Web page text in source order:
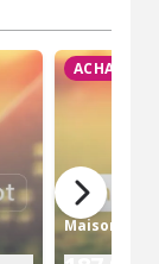
ACHAT
Maison